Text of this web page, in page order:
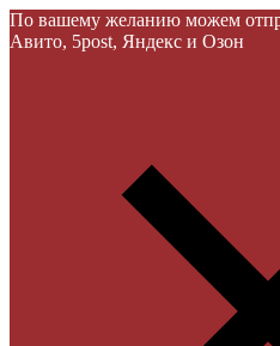
По вашему желанию можем
Авито, 5post, Яндекс и Озон